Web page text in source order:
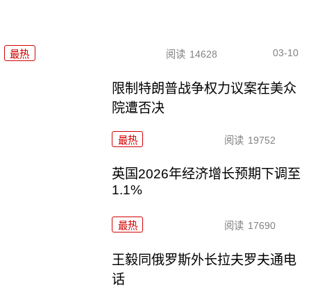
最热 阅读 14628 03-10
限制特朗普战争权力议案在美众
院遭否决
最热 阅读 19752
英国2026年经济增长预期下调至
1.1%
最热 阅读 17690
王毅同俄罗斯外长拉夫罗夫通电
话